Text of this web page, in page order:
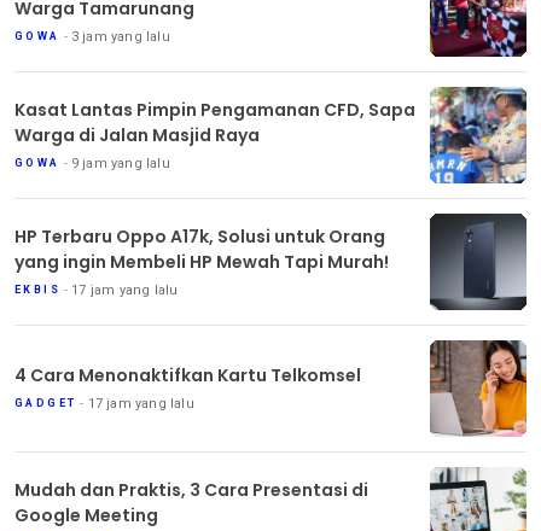
Warga Tamarunang
GOWA 3 jam yang lalu
Kasat Lantas Pimpin Pengamanan CFD, Sapa
Warga di Jalan Masjid Raya
GOWA 9 jam yang lalu
HP Terbaru Oppo A17k, Solusi untuk Orang
yang ingin Membeli HP Mewah Tapi Murah!
EKBIS 17 jam yang lalu
4 Cara Menonaktifkan Kartu Telkomsel
GADGET 17 jam yang lalu
Mudah dan Praktis, 3 Cara Presentasi di
Google Meeting